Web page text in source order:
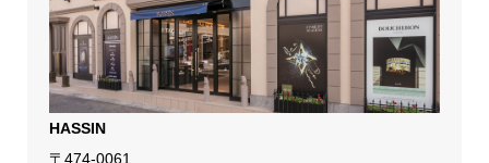
HASSIN
〒474-0061